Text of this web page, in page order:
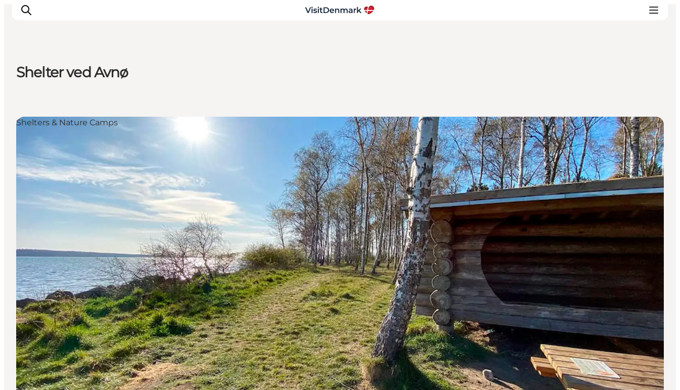
Aktiviteter
Övernatta
Planera resan
Shelter ved Avnø
Shelters & Nature Camps